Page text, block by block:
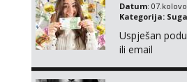
Datum:
Kategorija:
Uspješan
ili email